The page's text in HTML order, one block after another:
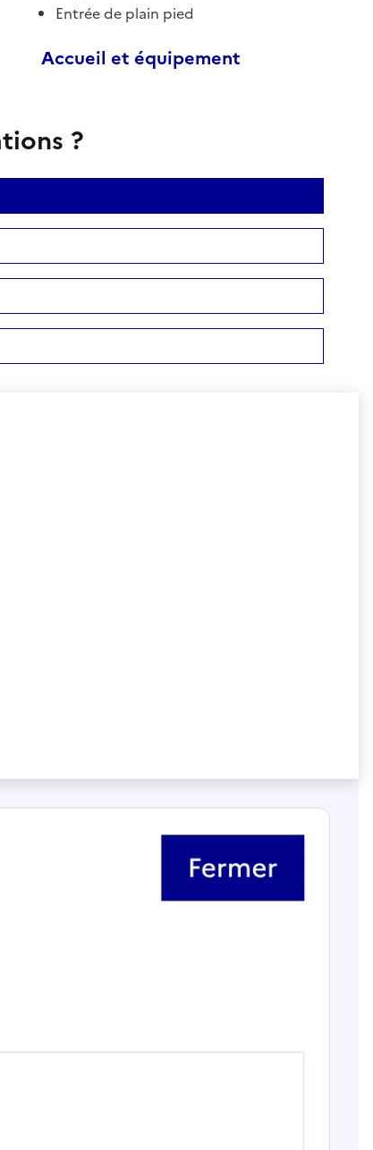
Entrée de plain pied
Accueil et équipement
?